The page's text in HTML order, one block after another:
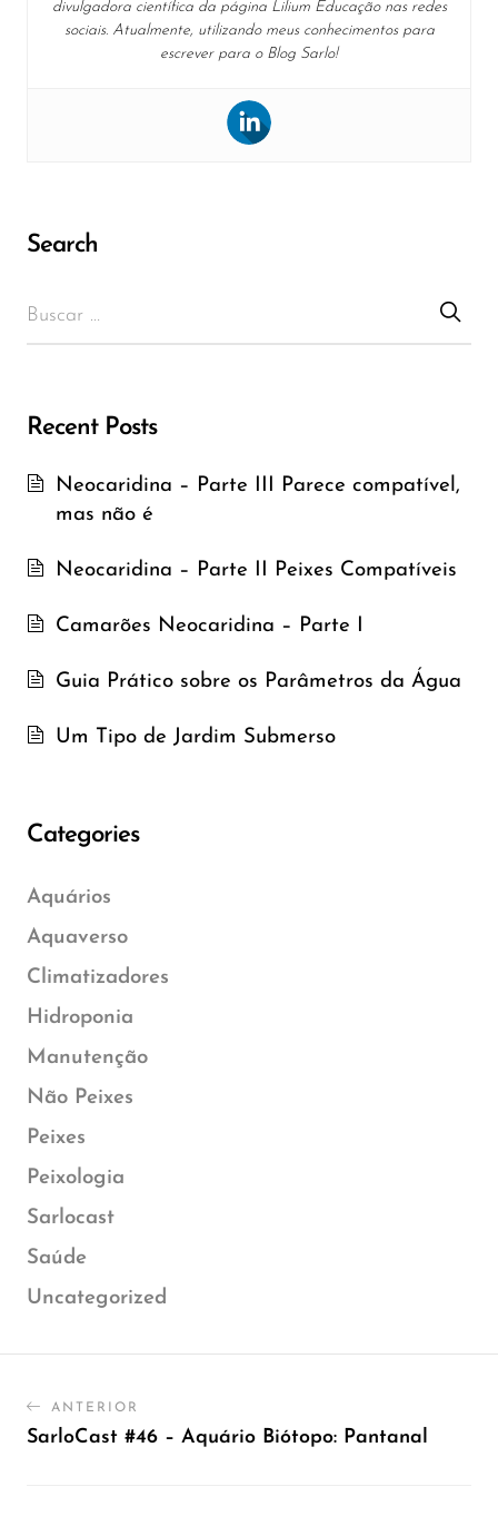
divulgadora científica da página Lilium Educação nas redes
sociais. Atualmente, utilizando meus conhecimentos para
escrever para o Blog Sarlo!
Search
Recent Posts
Neocaridina – Parte III Parece compatível,
mas não é
Neocaridina – Parte II Peixes Compatíveis
Camarões Neocaridina – Parte I
Guia Prático sobre os Parâmetros da Água
Um Tipo de Jardim Submerso
Categories
Aquários
Aquaverso
Climatizadores
Hidroponia
Manutenção
Não Peixes
Peixes
Peixologia
Sarlocast
Saúde
Uncategorized
ANTERIOR
SarloCast #46 – Aquário Biótopo: Pantanal